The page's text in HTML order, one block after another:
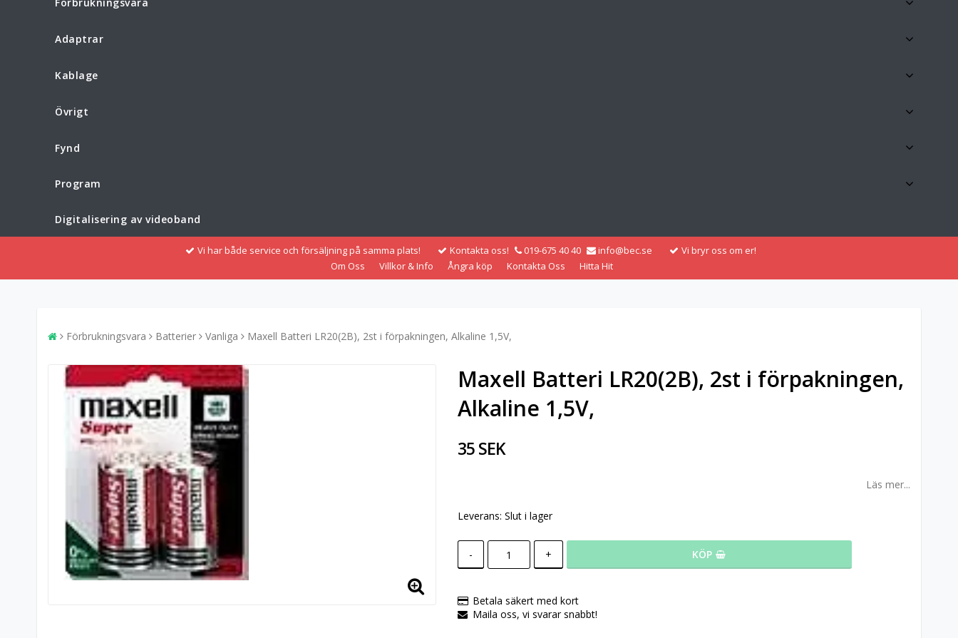
Förbrukningsvara
Adaptrar
Kablage
Övrigt
Fynd
Program
Digitalisering av videoband
Vi har både service och försäljning på samma plats! Kontakta oss! 019-675 40 40 info@bec.se
Vi bryr oss om er!
Om Oss
Villkor & Info Ångra köp Kontakta Oss Hitta Hit
Förbrukningsvara Batterier Vanliga Maxell Batteri LR20(2B), 2st i förpakningen, Alkaline 1,5V,
Maxell Batteri LR20(2B), 2st i förpakningen,
Alkaline 1,5V,
35 SEK
Läs mer...
Leverans: Slut i lager
- + KÖP
Betala säkert med kort
Maila oss, vi svarar snabbt!